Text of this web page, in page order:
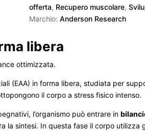
offerta, Recupero muscolare,
Marchio:Anderson Research
libera
ottimizzata.
(EAA) in forma libera, studiata per
il corpo a stress fisico intenso.
l’organismo può entrare in
la sintesi. In questa fase il corpo utilizza